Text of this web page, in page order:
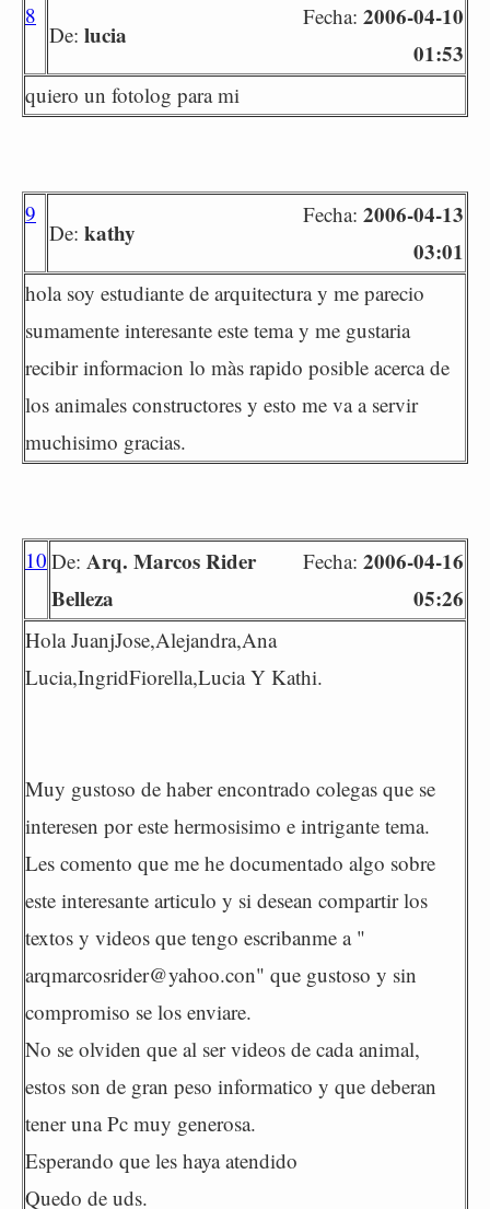
8
De: lucia
Fecha: 2006-04-10
01:53
quiero un fotolog para mi
9
De: kathy
Fecha: 2006-04-13
03:01
hola soy estudiante de arquitectura y me parecio
sumamente interesante este tema y me gustaria
recibir informacion lo màs rapido posible acerca de
los animales constructores y esto me va a servir
muchisimo gracias.
10 De: Arq. Marcos Rider
Belleza
Fecha: 2006-04-16
05:26
Hola JuanjJose,Alejandra,Ana
Lucia,IngridFiorella,Lucia Y Kathi.
Muy gustoso de haber encontrado colegas que se
interesen por este hermosisimo e intrigante tema.
Les comento que me he documentado algo sobre
este interesante articulo y si desean compartir los
textos y videos que tengo escribanme a "
arqmarcosrider@yahoo.con" que gustoso y sin
compromiso se los enviare.
No se olviden que al ser videos de cada animal,
estos son de gran peso informatico y que deberan
tener una Pc muy generosa.
Esperando que les haya atendido
Quedo de uds.